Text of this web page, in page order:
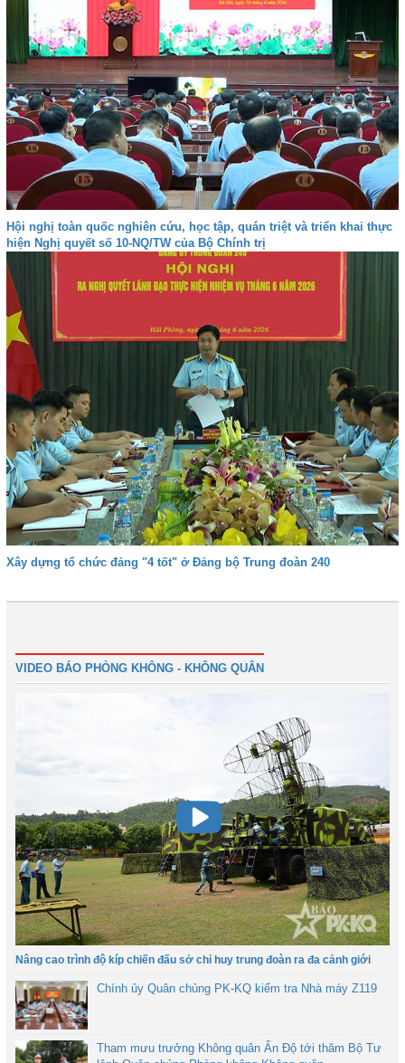
Hội nghị toàn quốc nghiên cứu, học tập, quán triệt và triển khai thực
hiện Nghị quyết số 10-NQ/TW của Bộ Chính trị
Xây dựng tổ chức đảng "4 tốt" ở Đảng bộ Trung đoàn 240
VIDEO BÁO PHÒNG KHÔNG - KHÔNG QUÂN
Nâng cao trình độ kíp chiến đấu sở chỉ huy trung đoàn ra đa cảnh giới
Chính ủy Quân chủng PK-KQ kiểm tra Nhà máy Z119
Tham mưu trưởng Không quân Ấn Độ tới thăm Bộ Tư